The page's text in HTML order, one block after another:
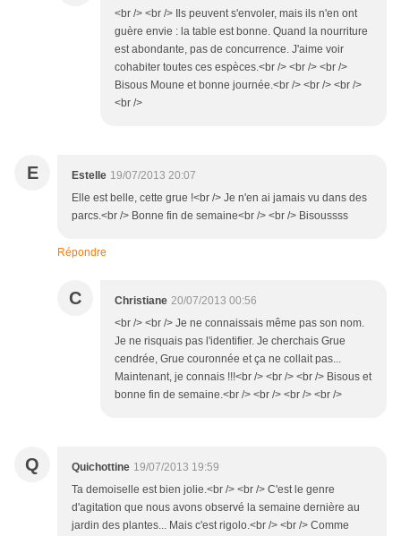
<br /> <br /> Ils peuvent s'envoler, mais ils n'en ont
guère envie : la table est bonne. Quand la nourriture
est abondante, pas de concurrence. J'aime voir
cohabiter toutes ces espèces.<br /> <br /> <br />
Bisous Moune et bonne journée.<br /> <br /> <br />
<br />
E Estelle 19/07/2013 20:07
Elle est belle, cette grue !<br /> Je n'en ai jamais vu dans des
parcs.<br /> Bonne fin de semaine<br /> <br /> Bisoussss
Répondre
C Christiane 20/07/2013 00:56
<br /> <br /> Je ne connaissais même pas son nom.
Je ne risquais pas l'identifier. Je cherchais Grue
cendrée, Grue couronnée et ça ne collait pas...
Maintenant, je connais !!!<br /> <br /> <br /> Bisous et
bonne fin de semaine.<br /> <br /> <br /> <br />
Q Quichottine 19/07/2013 19:59
Ta demoiselle est bien jolie.<br /> <br /> C'est le genre
d'agitation que nous avons observé la semaine dernière au
jardin des plantes... Mais c'est rigolo.<br /> <br /> Comme